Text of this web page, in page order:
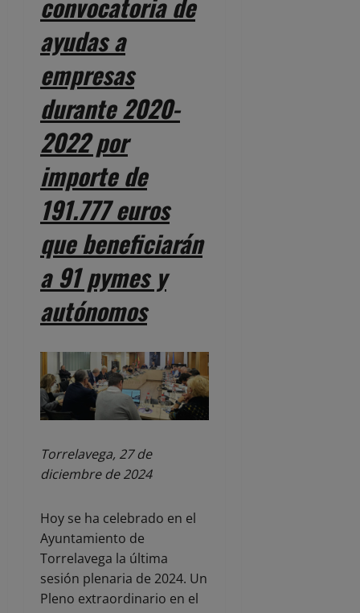
ayudas a
empresas
durante 2020-
2022 por
importe de
191.777 euros
que beneficiarán
a 91 pymes y
autónomos
Torrelavega, 27 de
diciembre de 2024
Hoy se ha celebrado en el
Ayuntamiento de
Torrelavega la última
sesión plenaria de 2024. Un
Pleno extraordinario en el